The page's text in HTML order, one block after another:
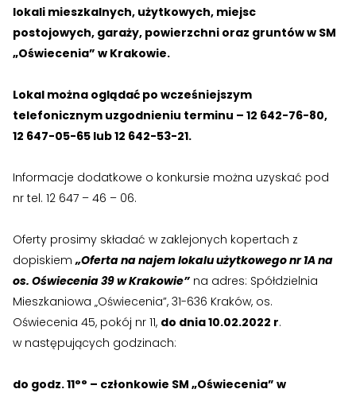
lokali mieszkalnych, użytkowych, miejsc
postojowych, garaży, powierzchni oraz gruntów w SM
„Oświecenia” w Krakowie.
Lokal można oglądać po wcześniejszym
telefonicznym uzgodnieniu terminu – 12 642-76-80,
12 647-05-65 lub 12 642-53-21.
Informacje dodatkowe o konkursie można uzyskać pod
nr tel. 12 647 – 46 – 06.
Oferty prosimy składać w zaklejonych kopertach z
dopiskiem „Oferta na najem lokalu użytkowego nr 1A na
os. Oświecenia 39 w Krakowie” na adres: Spółdzielnia
Mieszkaniowa „Oświecenia”, 31-636 Kraków, os.
Oświecenia 45, pokój nr 11, do dnia 10.02.2022 r.
w następujących godzinach:
do godz. 11°° – członkowie SM „Oświecenia” w